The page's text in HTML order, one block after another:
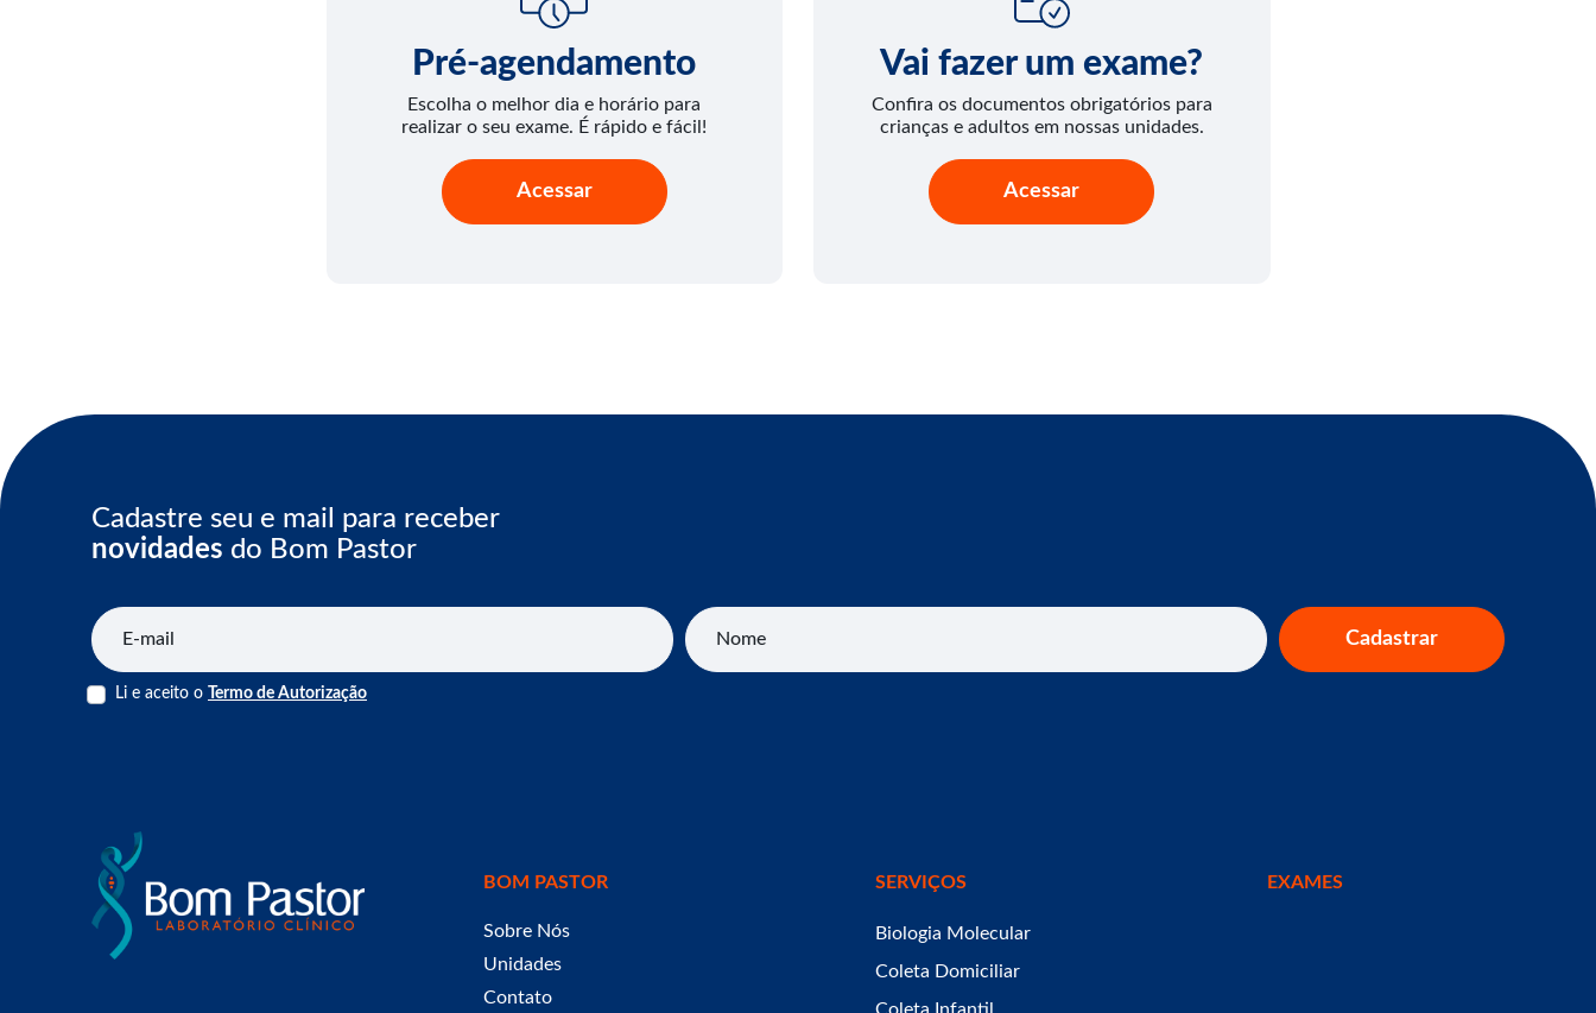
Pré-agendamento
Escolha o melhor dia e horário para
realizar o seu exame. É rápido e fácil!
Acessar
Vai fazer um exame?
Confira os documentos obrigatórios para
crianças e adultos em nossas unidades.
Acessar
Cadastre seu e mail para receber
novidades do Bom Pastor
E-mail Nome
Cadastrar
Li e aceito o Termo de Autorização
BOM PASTOR
Sobre Nós
Unidades
Contato
SERVIÇOS
Biologia Molecular
Coleta Domiciliar
EXAMES